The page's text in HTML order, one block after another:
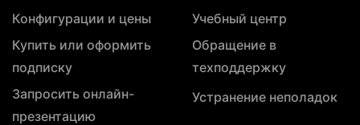
Конфигурации и цены
Купить или оформить
подписку
Запросить онлайн-
презентацию
Учебный центр
Обращение в
техподдержку
Устранение неполадок